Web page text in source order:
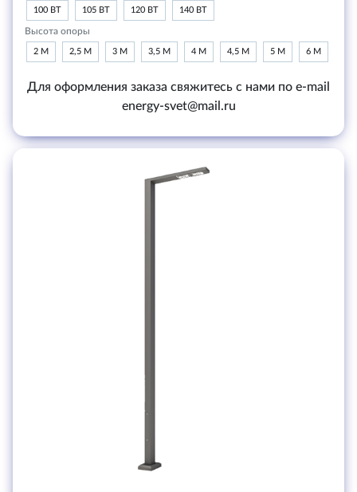
100 ВТ 105 ВТ 120 ВТ 140 ВТ
Высота опоры
2 М 2,5 М 3 М 3,5 М 4 М 4,5 М 5 М 6 М
Для оформления заказа свяжитесь с нами по e-mail
energy-svet@mail.ru